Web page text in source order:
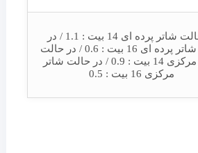
در حالت شاتر پرده ای 14 بیت : 1.1 / در
حالت شاتر پرده ای 16 بیت : 0.6 / در حالت
شاتر مرکزی 14 بیت : 0.9 / در حالت شاتر
مرکزی 16 بیت : 0.5